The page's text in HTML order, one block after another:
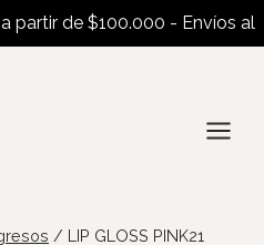
de $100.000 - Envíos al
/ LIP GLOSS PINK21